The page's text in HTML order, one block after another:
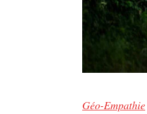
Géo-Empathie